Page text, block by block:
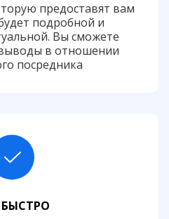
предоставят вам
подробной и
Вы сможете
в отношении
посредника